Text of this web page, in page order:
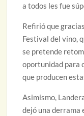
a todos les fue
Refirió que
Festival del vino,
se pretende
oportunidad para
que producen
Asimismo,
dejó una derrama